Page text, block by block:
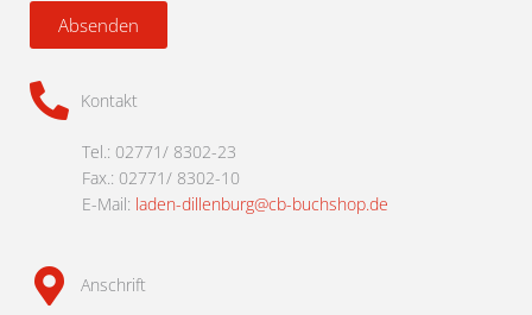
Absenden
Kontakt
Tel.: 02771/ 8302-23
Fax.: 02771/ 8302-10
E-Mail: laden-dillenburg@cb-buchshop.de
Anschrift